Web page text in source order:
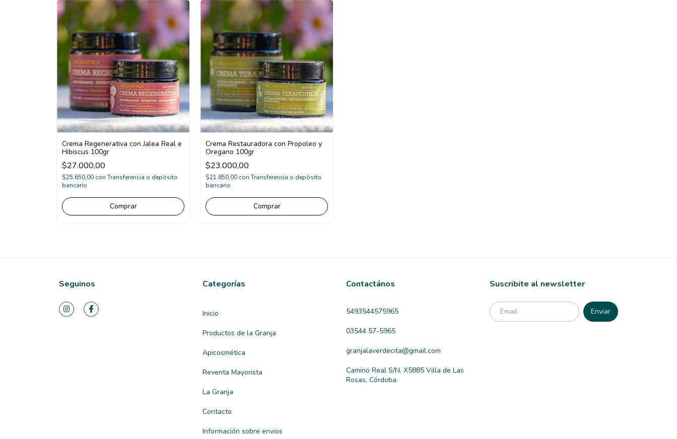
Crema Regenerativa con Jalea Real e
Hibiscus 100gr
$27.000,00
$25.650,00 con Transferencia o depósito
bancario
Crema Restauradora con Propoleo y
Oregano 100gr
$23.000,00
$21.850,00 con Transferencia o depósito
bancario
Seguinos Categorías
Inicio
Productos de la Granja
Apicosmética
Reventa Mayorista
La Granja
Contacto
Información sobre envios
Contactános
5493544575965
03544 57-5965
granjalaverdecita@gmail.com
Camino Real S/N, X5885 Villa de Las
Rosas, Córdoba
Suscribite al newsletter